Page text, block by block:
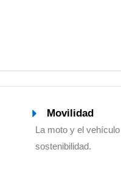
Movilidad
La moto y el
sostenibilidad.